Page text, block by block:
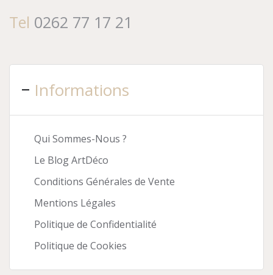
Tel 0262 77 17 21
Informations
Qui Sommes-Nous ?
Le Blog ArtDéco
Conditions Générales de Vente
Mentions Légales
Politique de Confidentialité
Politique de Cookies